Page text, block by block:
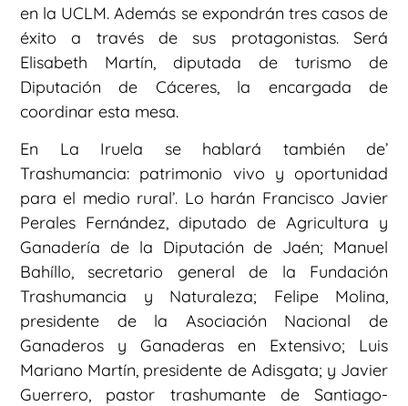
en la UCLM. Además se expondrán tres casos de
éxito a través de sus protagonistas. Será
Elisabeth Martín, diputada de turismo de
Diputación de Cáceres, la encargada de
coordinar esta mesa.
En La Iruela se hablará también de’
Trashumancia: patrimonio vivo y oportunidad
para el medio rural’. Lo harán Francisco Javier
Perales Fernández, diputado de Agricultura y
Ganadería de la Diputación de Jaén; Manuel
Bahíllo, secretario general de la Fundación
Trashumancia y Naturaleza; Felipe Molina,
presidente de la Asociación Nacional de
Ganaderos y Ganaderas en Extensivo; Luis
Mariano Martín, presidente de Adisgata; y Javier
Guerrero, pastor trashumante de Santiago-